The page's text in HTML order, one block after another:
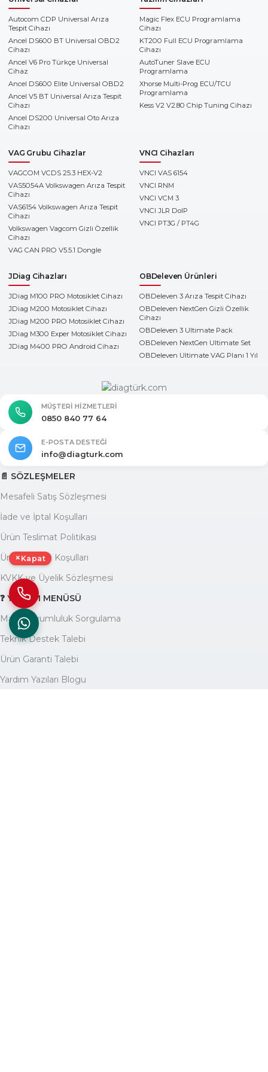
Autocom CDP Universal Arıza
Tespit Cihazı
Ancel DS600 BT Universal OBD2
Cihazı
Ancel V6 Pro Türkçe Universal
Cihaz
Ancel DS600 Elite Universal OBD2
Ancel V5 BT Universal Arıza Tespit
Cihazı
Ancel DS200 Universal Oto Arıza
Cihazı
Magic Flex ECU Programlama
Cihazı
KT200 Full ECU Programlama
Cihazı
AutoTuner Slave ECU
Programlama
Xhorse Multi-Prog ECU/TCU
Programlama
Kess V2 V2.80 Chip Tuning Cihazı
VAG Grubu Cihazlar
VAGCOM VCDS 25.3 HEX-V2
VAS5054A Volkswagen Arıza Tespit
Cihazı
VAS6154 Volkswagen Arıza Tespit
Cihazı
Volkswagen Vagcom Gizli Özellik
Cihazı
VAG CAN PRO V5.5.1 Dongle
VNCI Cihazları
VNCI VAS 6154
VNCI RNM
VNCI VCM 3
VNCI JLR DoIP
VNCI PT3G / PT4G
JDiag Cihazları
JDiag M100 PRO Motosiklet Cihazı
JDiag M200 Motosiklet Cihazı
JDiag M200 PRO Motosiklet Cihazı
JDiag M300 Exper Motosiklet Cihazı
JDiag M400 PRO Android Cihazı
OBDeleven Ürünleri
OBDeleven 3 Arıza Tespit Cihazı
OBDeleven NextGen Gizli Özellik
Cihazı
OBDeleven 3 Ultimate Pack
OBDeleven NextGen Ultimate Set
OBDeleven Ultimate VAG Planı 1 Yıl
MÜŞTERI HIZMETLERI
0850 840 77 64
E-POSTA DESTEĞI
info@diagturk.com
📄 SÖZLEŞMELER
Mesafeli Satış Sözleşmesi
İade ve İptal Koşulları
Ürün Teslimat Politikası
Ürün Garanti Koşulları
KVKK ve Üyelik Sözleşmesi
❓ YARDIM MENÜSÜ
Marka Uyumluluk Sorgulama
Teknik Destek Talebi
Ürün Garanti Talebi
Yardım Yazıları Blogu
× Kapat